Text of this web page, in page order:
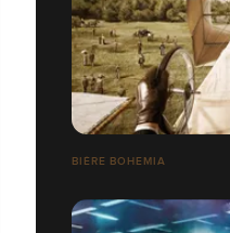
BIÈRE BOHEMIA